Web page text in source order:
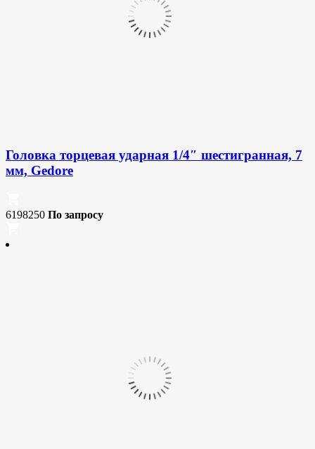
Головка торцевая ударная 1/4″ шестигранная, 7
мм, Gedore
6198250 По запросу